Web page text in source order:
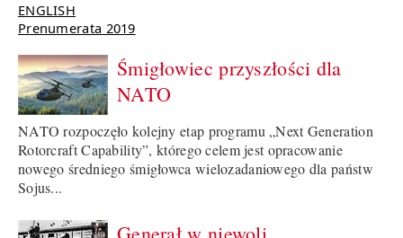
ENGLISH
Prenumerata 2019
Śmigłowiec przyszłości dla
NATO
NATO rozpoczęło kolejny etap programu „Next Generation
Rotorcraft Capability”, którego celem jest opracowanie
nowego średniego śmigłowca wielozadaniowego dla państw
Sojus...